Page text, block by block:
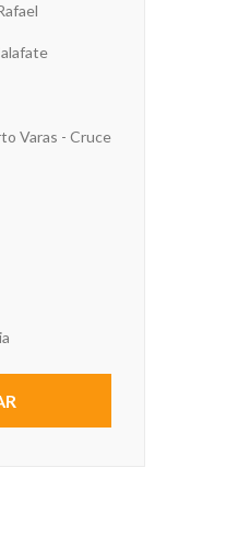
Varas - Cruce